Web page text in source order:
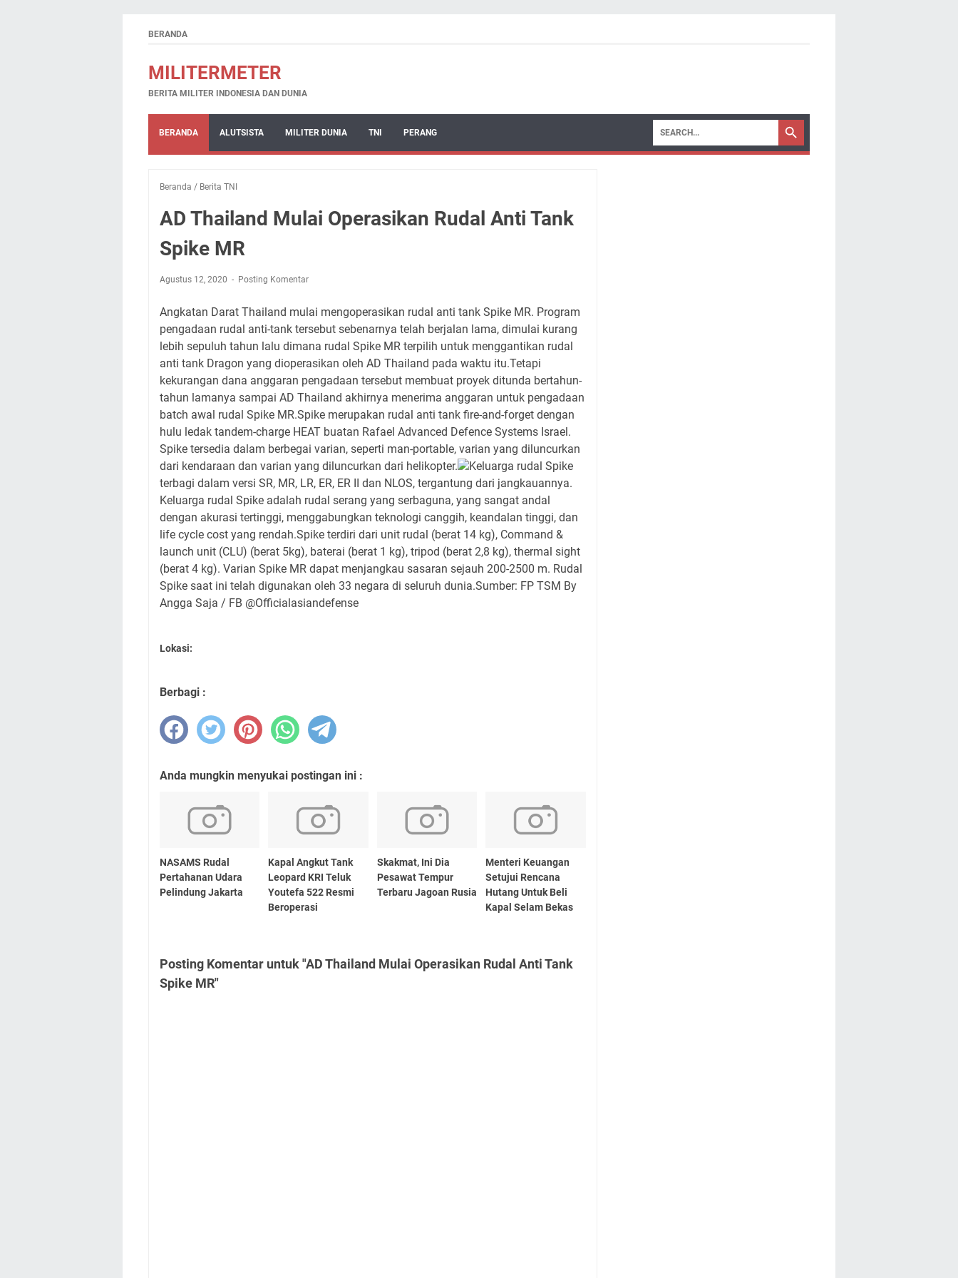
BERANDA
MILITERMETER
BERITA MILITER INDONESIA DAN DUNIA
BERANDA ALUTSISTA MILITER DUNIA TNI PERANG
Beranda / Berita TNI
AD Thailand Mulai Operasikan Rudal Anti Tank
Spike MR
Agustus 12, 2020 Posting Komentar
Angkatan Darat Thailand mulai mengoperasikan rudal anti tank Spike MR. Program
pengadaan rudal anti-tank tersebut sebenarnya telah berjalan lama, dimulai kurang
lebih sepuluh tahun lalu dimana rudal Spike MR terpilih untuk menggantikan rudal
anti tank Dragon yang dioperasikan oleh AD Thailand pada waktu itu.Tetapi
kekurangan dana anggaran pengadaan tersebut membuat proyek ditunda bertahun-
tahun lamanya sampai AD Thailand akhirnya menerima anggaran untuk pengadaan
batch awal rudal Spike MR.Spike merupakan rudal anti tank fire-and-forget dengan
hulu ledak tandem-charge HEAT buatan Rafael Advanced Defence Systems Israel.
Spike tersedia dalam berbegai varian, seperti man-portable, varian yang diluncurkan
dari kendaraan dan varian yang diluncurkan dari helikopter.
Keluarga rudal Spike
terbagi dalam versi SR, MR, LR, ER, ER II dan NLOS, tergantung dari jangkauannya.
Keluarga rudal Spike adalah rudal serang yang serbaguna, yang sangat andal
dengan akurasi tertinggi, menggabungkan teknologi canggih, keandalan tinggi, dan
life cycle cost yang rendah.Spike terdiri dari unit rudal (berat 14 kg), Command &
launch unit (CLU) (berat 5kg), baterai (berat 1 kg), tripod (berat 2,8 kg), thermal sight
(berat 4 kg). Varian Spike MR dapat menjangkau sasaran sejauh 200-2500 m. Rudal
Spike saat ini telah digunakan oleh 33 negara di seluruh dunia.Sumber: FP TSM By
Angga Saja / FB @Officialasiandefense
Lokasi:
Berbagi :
Anda mungkin menyukai postingan ini :
NASAMS Rudal
Pertahanan Udara
Pelindung Jakarta
Kapal Angkut Tank
Leopard KRI Teluk
Youtefa 522 Resmi
Beroperasi
Skakmat, Ini Dia
Pesawat Tempur
Terbaru Jagoan Rusia
Menteri Keuangan
Setujui Rencana
Hutang Untuk Beli
Kapal Selam Bekas
Posting Komentar untuk "AD Thailand Mulai Operasikan Rudal Anti Tank
Spike MR"